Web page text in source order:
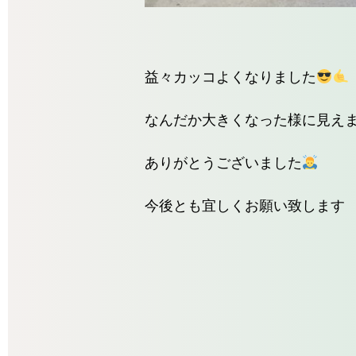
益々カッコよくなりました
なんだか大きくなった様に見え
ありがとうございました
今後とも宜しくお願い致します